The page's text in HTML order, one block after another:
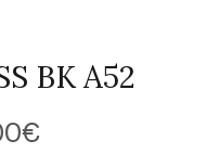
BK A52
€